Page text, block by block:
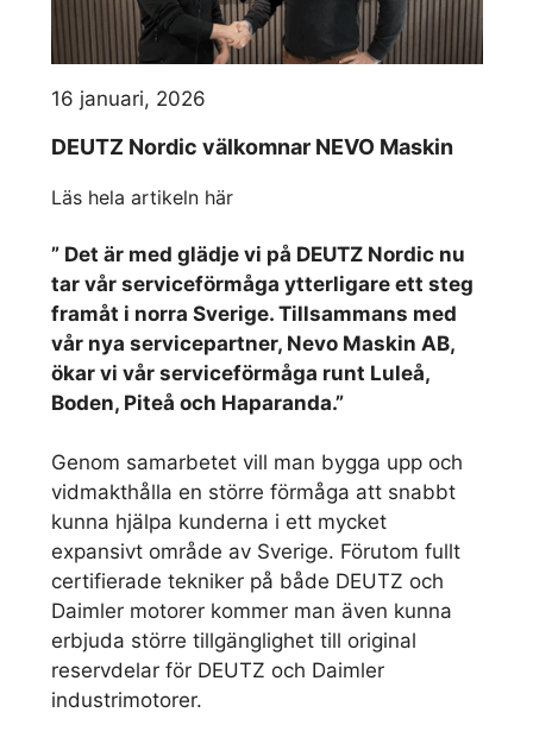
16 januari, 2026
DEUTZ Nordic välkomnar NEVO Maskin
Läs hela artikeln här
” Det är med glädje vi på DEUTZ Nordic nu
tar vår serviceförmåga ytterligare ett steg
framåt i norra Sverige. Tillsammans med
vår nya servicepartner, Nevo Maskin AB,
ökar vi vår serviceförmåga runt Luleå,
Boden, Piteå och Haparanda.”
Genom samarbetet vill man bygga upp och
vidmakthålla en större förmåga att snabbt
kunna hjälpa kunderna i ett mycket
expansivt område av Sverige. Förutom fullt
certifierade tekniker på både DEUTZ och
Daimler motorer kommer man även kunna
erbjuda större tillgänglighet till original
reservdelar för DEUTZ och Daimler
industrimotorer.